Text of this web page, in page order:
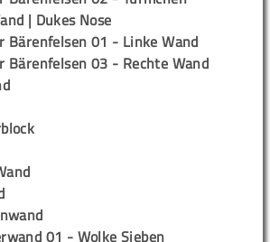
| Dukes Nose
Bärenfelsen 01 - Linke Wand
Bärenfelsen 03 - Rechte Wand
01 - Wolke Sieben